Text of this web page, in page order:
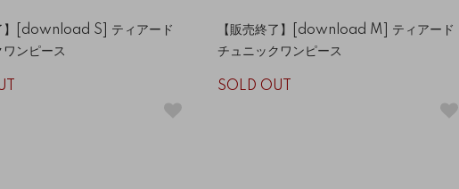
】[download S] ティアード
ンピース
【販売終了】[download M] ティアード
チュニックワンピース
SOLD OUT